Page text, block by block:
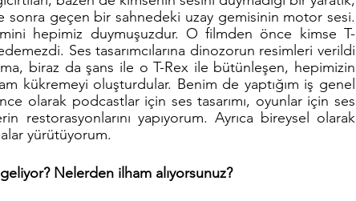
sonra geçen bir sahnedeki uzay gemisinin motor sesi.
hepimiz duymuşuzdur. O filmden önce kimse T-
Ses tasarımcılarına dinozorun resimleri verildi
biraz da şans ile o T-Rex ile bütünleşen, hepimizin
kükremeyi oluşturdular. Benim de yaptığım iş genel
olarak podcastlar için ses tasarımı, oyunlar için ses
restorasyonlarını yapıyorum. Ayrıca bireysel olarak
yürütüyorum.
Nelerden ilham alıyorsunuz?